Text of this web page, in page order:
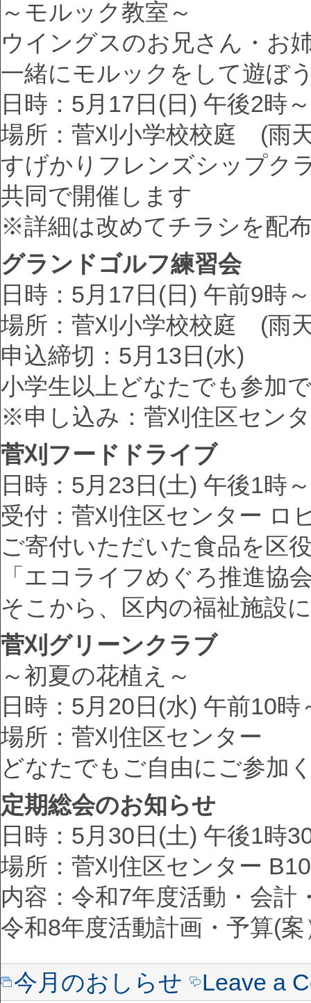
～モルック教室～
ウイングスのお兄さん・お
一緒にモルックをして遊ぼ
日時：5月17日(日) 午後2時
場所：菅刈小学校校庭 (雨
すげかりフレンズシップク
共同で開催します
※詳細は改めてチラシを配
グランドゴルフ練習会
日時：5月17日(日) 午前9
場所：菅刈小学校校庭 (雨
申込締切：5月13日(水)
小学生以上どなたでも参加
※申し込み：菅刈住区セン
菅刈フードドライブ
日時：5月23日(土) 午後1時
受付：菅刈住区センター ロ
ご寄付いただいた食品を区
「エコライフめぐろ推進協
そこから、区内の福祉施設
菅刈グリーンクラブ
～初夏の花植え～
日時：5月20日(水) 午前10時
場所：菅刈住区センター
どなたでもご自由にご参加
定期総会のお知らせ
日時：5月30日(土) 午後1時
場所：菅刈住区センター
内容：令和7年度活動・会計
令和8年度活動計画・予算(
今月のおしらせ Leave a